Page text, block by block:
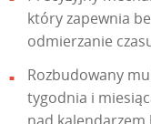
który zapewnia
odmierzanie
Rozbudowany
tygodnia i